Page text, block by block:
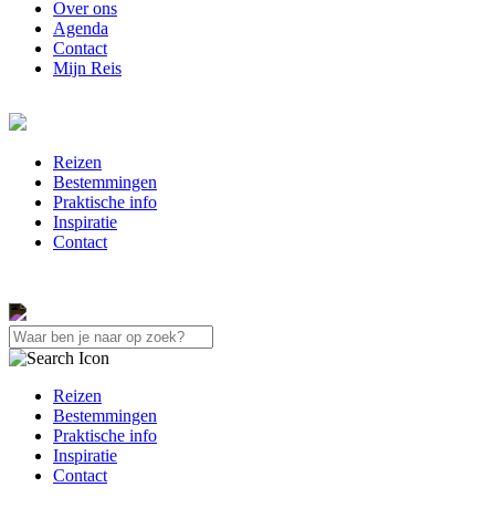
Over ons
Agenda
Contact
Mijn Reis
Reizen
Bestemmingen
Praktische info
Inspiratie
Contact
Reizen
Bestemmingen
Praktische info
Inspiratie
Contact